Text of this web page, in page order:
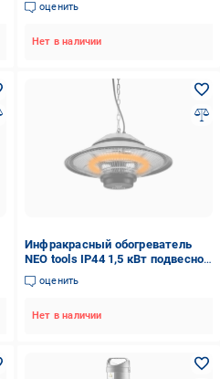
оценить
Нет в наличии
Инфракрасный обогреватель
NEO tools IP44 1,5 кВт подвесной
(90-034)
оценить
Нет в наличии